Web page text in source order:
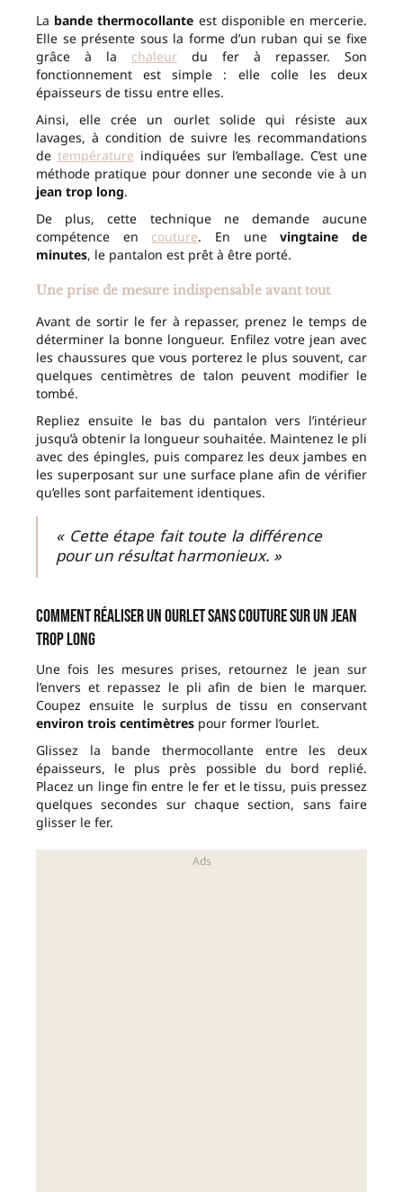
La bande thermocollante est disponible en mercerie.
Elle se présente sous la forme d’un ruban qui se fixe
grâce à la chaleur du fer à repasser. Son
fonctionnement est simple : elle colle les deux
épaisseurs de tissu entre elles.
Ainsi, elle crée un ourlet solide qui résiste aux
lavages, à condition de suivre les recommandations
de température indiquées sur l’emballage. C’est une
méthode pratique pour donner une seconde vie à un
jean trop long.
De plus, cette technique ne demande aucune
compétence en couture. En unevingtaine de
minutes, le pantalon est prêt à être porté.
Une prise de mesure indispensable avant tout
Avant de sortir le fer à repasser, prenez le temps de
déterminer la bonne longueur. Enfilez votre jean avec
les chaussures que vous porterez le plus souvent, car
quelques centimètres de talon peuvent modifier le
tombé.
Repliez ensuite le bas du pantalon vers l’intérieur
jusqu’à obtenir la longueur souhaitée. Maintenez le pli
avec des épingles, puis comparez les deux jambes en
les superposant sur une surface plane afin de vérifier
qu’elles sont parfaitement identiques.
« Cette étape fait toute la différence
pour un résultat harmonieux. »
Comment réaliser un ourlet sans couture sur un jean
trop long
Une fois les mesures prises, retournez le jean sur
l’envers et repassez le pli afin de bien le marquer.
Coupez ensuite le surplus de tissu en conservant
environ trois centimètres pour former l’ourlet.
Glissez la bande thermocollante entre les deux
épaisseurs, le plus près possible du bord replié.
Placez un linge fin entre le fer et le tissu, puis pressez
quelques secondes sur chaque section, sans faire
glisser le fer.